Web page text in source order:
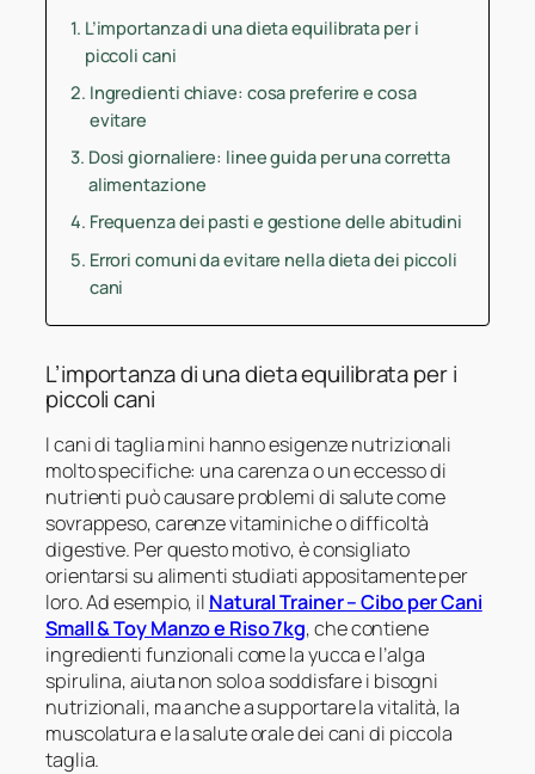
L’importanza di una dieta equilibrata per i
piccoli cani
Ingredienti chiave: cosa preferire e cosa
evitare
Dosi giornaliere: linee guida per una corretta
alimentazione
Frequenza dei pasti e gestione delle abitudini
Errori comuni da evitare nella dieta dei piccoli
cani
L’importanza di una dieta equilibrata per i
piccoli cani
I cani di taglia mini hanno esigenze nutrizionali
molto specifiche: una carenza o un eccesso di
nutrienti può causare problemi di salute come
sovrappeso, carenze vitaminiche o difficoltà
digestive. Per questo motivo, è consigliato
orientarsi su alimenti studiati appositamente per
loro. Ad esempio, il Natural Trainer – Cibo per Cani
Small & Toy Manzo e Riso 7kg, che contiene
ingredienti funzionali come la yucca e l’alga
spirulina, aiuta non solo a soddisfare i bisogni
nutrizionali, ma anche a supportare la vitalità, la
muscolatura e la salute orale dei cani di piccola
taglia.